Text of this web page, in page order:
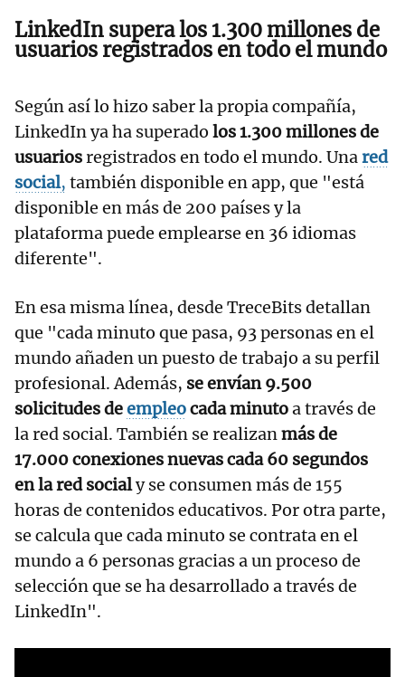
LinkedIn supera los 1.300 millones de
usuarios registrados en todo el mundo
Según así lo hizo saber la propia compañía,
LinkedIn ya ha superado los 1.300 millones de
usuariosregistrados en todo el mundo. Unared
social, también disponible en app, que "está
disponible en más de 200 países y la
plataforma puede emplearse en 36 idiomas
diferente".
En esa misma línea, desde TreceBits detallan
que "cada minuto que pasa, 93 personas en el
mundo añaden un puesto de trabajo a su perfil
profesional. Además, se envían 9.500
solicitudes deempleocada minutoa través de
la red social. También se realizanmás de
17.000 conexiones nuevas cada 60 segundos
en la red socialy se consumen más de 155
horas de contenidos educativos. Por otra parte,
se calcula que cada minuto se contrata en el
mundo a 6 personas gracias a un proceso de
selección que se ha desarrollado a través de
LinkedIn".